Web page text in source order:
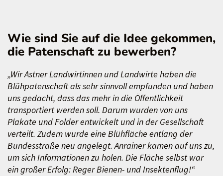
Wie sind Sie auf die Idee gekommen,
die Patenschaft zu bewerben?
„Wir Astner Landwirtinnen und Landwirte haben die
Blühpatenschaft als sehr sinnvoll empfunden und haben
uns gedacht, dass das mehr in die Öffentlichkeit
transportiert werden soll. Darum wurden von uns
Plakate und Folder entwickelt und in der Gesellschaft
verteilt. Zudem wurde eine Blühfläche entlang der
Bundesstraße neu angelegt. Anrainer kamen auf uns zu,
um sich Informationen zu holen. Die Fläche selbst war
ein großer Erfolg: Reger Bienen- und Insektenflug!“